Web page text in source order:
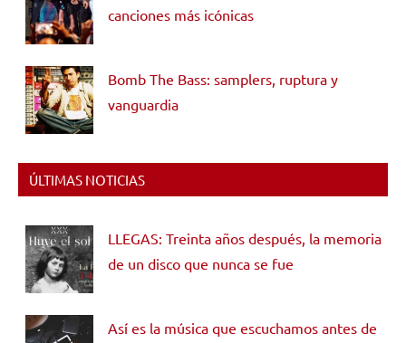
canciones más icónicas
Bomb The Bass: samplers, ruptura y
vanguardia
ÚLTIMAS NOTICIAS
LLEGAS: Treinta años después, la memoria
de un disco que nunca se fue
Así es la música que escuchamos antes de